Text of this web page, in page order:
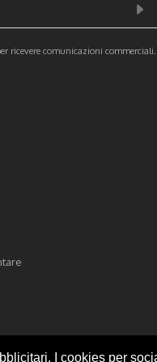
I cookies per
ricevere comunicazioni commerciali.